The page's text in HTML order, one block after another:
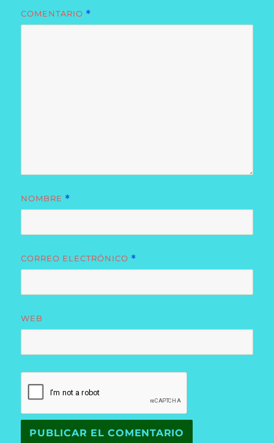
COMENTARIO *
NOMBRE *
CORREO ELECTRÓNICO *
WEB